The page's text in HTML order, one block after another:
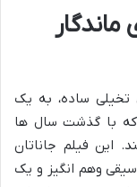
تخیلی ساده، به یک
با گذشت سال ها
این فیلم جاناتان
وهم انگیز و یک